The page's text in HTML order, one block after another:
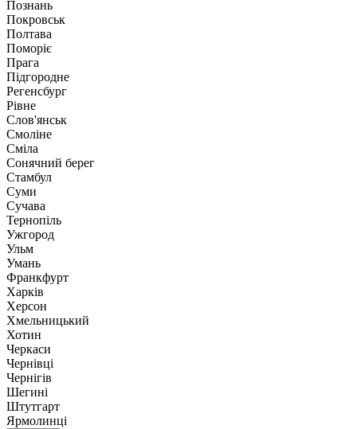
Познань
Покровськ
Полтава
Поморіє
Прага
Підгородне
Регенсбург
Рівне
Слов'янськ
Смоліне
Сміла
Сонячний берег
Стамбул
Суми
Сучава
Тернопіль
Ужгород
Ульм
Умань
Франкфурт
Харків
Херсон
Хмельницький
Хотин
Черкаси
Чернівці
Чернігів
Шегині
Штутгарт
Ярмолинці